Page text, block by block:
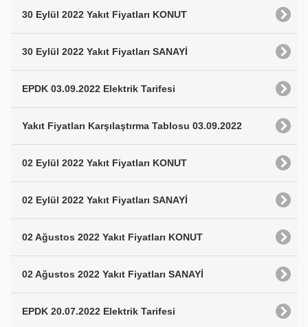
30 Eylül 2022 Yakıt Fiyatları KONUT
30 Eylül 2022 Yakıt Fiyatları SANAYİ
EPDK 03.09.2022 Elektrik Tarifesi
Yakıt Fiyatları Karşılaştırma Tablosu 03.09.2022
02 Eylül 2022 Yakıt Fiyatları KONUT
02 Eylül 2022 Yakıt Fiyatları SANAYİ
02 Ağustos 2022 Yakıt Fiyatları KONUT
02 Ağustos 2022 Yakıt Fiyatları SANAYİ
EPDK 20.07.2022 Elektrik Tarifesi